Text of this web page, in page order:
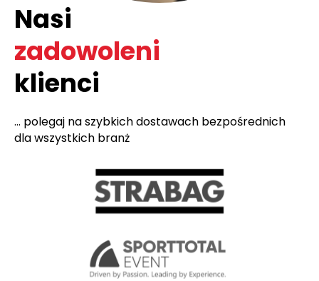
Nasi
zadowoleni
klienci
... polegaj na szybkich dostawach bezpośrednich
dla wszystkich branż